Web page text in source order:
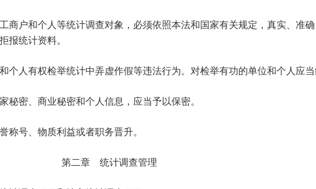
商户和个人等统计调查对象，必须依照本法和国家有关规定，真实、准
报统计资料。
个人有权检举统计中弄虚作假等违法行为。对检举有功的单位和个人应当
秘密、商业秘密和个人信息，应当予以保密。
称号、物质利益或者职务晋升。
第二章 统计调查管理